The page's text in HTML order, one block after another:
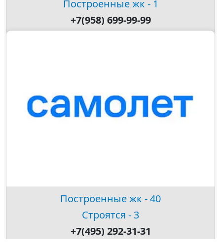
Построенные жк - 1
+7(958) 699-99-99
Построенные жк - 40
Строятся - 3
+7(495) 292-31-31